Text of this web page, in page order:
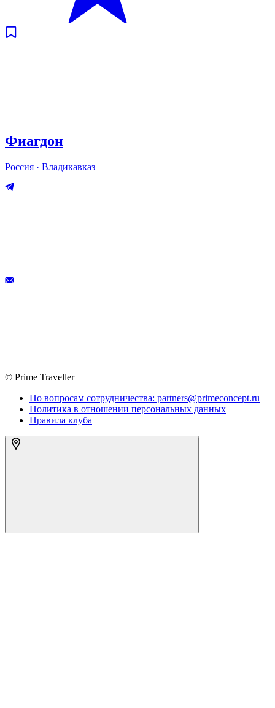
Фиагдон
Россия · Владикавказ
© Prime Traveller
По вопросам сотрудничества: partners@primeconcept.ru
Политика в отношении персональных данных
Правила клуба